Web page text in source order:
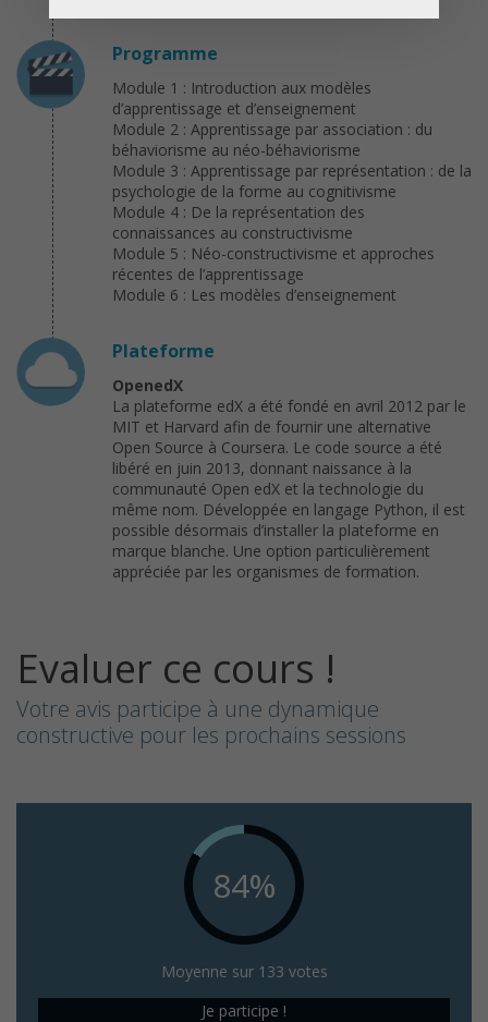
Programme
Module 1 : Introduction aux modèles
d’apprentissage et d’enseignement
Module 2 : Apprentissage par association : du
béhaviorisme au néo-béhaviorisme
Module 3 : Apprentissage par représentation : de la
psychologie de la forme au cognitivisme
Module 4 : De la représentation des
connaissances au constructivisme
Module 5 : Néo-constructivisme et approches
récentes de l’apprentissage
Module 6 : Les modèles d’enseignement
Plateforme
OpenedX
La plateforme edX a été fondé en avril 2012 par le
MIT et Harvard afin de fournir une alternative
Open Source à Coursera. Le code source a été
libéré en juin 2013, donnant naissance à la
communauté Open edX et la technologie du
même nom. Développée en langage Python, il est
possible désormais d’installer la plateforme en
marque blanche. Une option particulièrement
appréciée par les organismes de formation.
Evaluer ce cours !
Votre avis participe à une dynamique
constructive pour les prochains sessions
84%
Moyenne sur 133 votes
Je participe !